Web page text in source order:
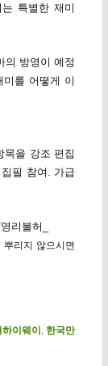
특별한 재미
의 방영이 예정
를 어떻게 이
목을 강조 편집
필 참여. 가급
리불허_
리지 않으시면
이웨이 , 한국만